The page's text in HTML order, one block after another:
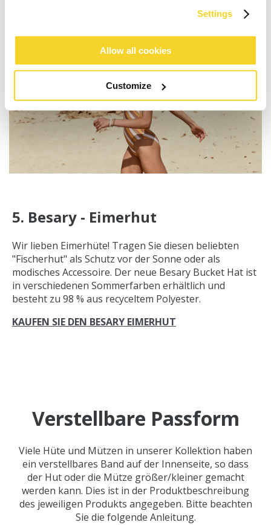
Settings
Allow all cookies
Customize
5. Besary - Eimerhut
Wir lieben Eimerhüte! Tragen Sie diesen beliebten
"Fischerhut" als Schutz vor der Sonne oder als
modisches Accessoire. Der neue Besary Bucket Hat ist
in verschiedenen Sommerfarben erhältlich und
besteht zu 98 % aus recyceltem Polyester.
KAUFEN SIE DEN BESARY EIMERHUT
Verstellbare Passform
Viele Hüte und Mützen in unserer Kollektion haben
ein verstellbares Band auf der Innenseite, so dass
der Hut oder die Mütze größer/kleiner gemacht
werden kann. Dies ist in der Produktbeschreibung
des jeweiligen Produkts angegeben. Bitte beachten
Sie die folgende Anleitung.